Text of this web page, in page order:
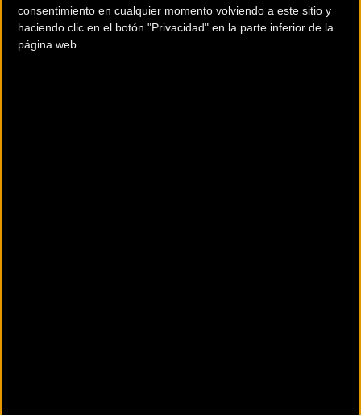
consentimiento en cualquier momento volviendo a este sitio y
haciendo clic en el botón "Privacidad" en la parte inferior de la
página web.
esta competición en su estreno por las carreteras de la provincia de
València.